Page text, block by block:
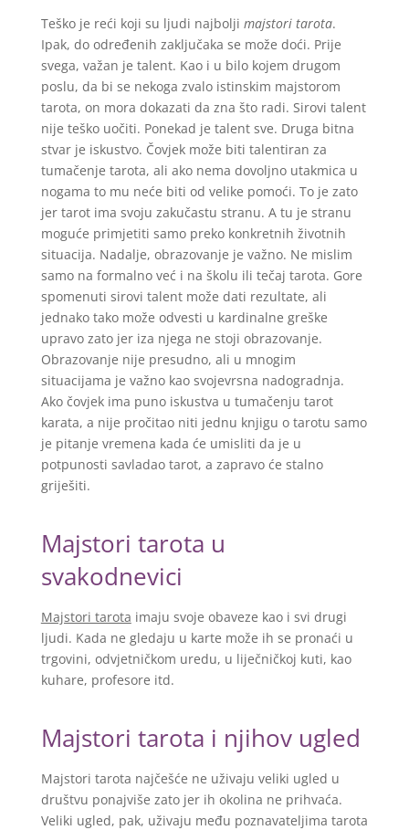
Teško je reći koji su ljudi najbolji majstori tarota.
Ipak, do određenih zaključaka se može doći. Prije
svega, važan je talent. Kao i u bilo kojem drugom
poslu, da bi se nekoga zvalo istinskim majstorom
tarota, on mora dokazati da zna što radi. Sirovi talent
nije teško uočiti. Ponekad je talent sve. Druga bitna
stvar je iskustvo. Čovjek može biti talentiran za
tumačenje tarota, ali ako nema dovoljno utakmica u
nogama to mu neće biti od velike pomoći. To je zato
jer tarot ima svoju zakučastu stranu. A tu je stranu
moguće primjetiti samo preko konkretnih životnih
situacija. Nadalje, obrazovanje je važno. Ne mislim
samo na formalno već i na školu ili tečaj tarota. Gore
spomenuti sirovi talent može dati rezultate, ali
jednako tako može odvesti u kardinalne greške
upravo zato jer iza njega ne stoji obrazovanje.
Obrazovanje nije presudno, ali u mnogim
situacijama je važno kao svojevrsna nadogradnja.
Ako čovjek ima puno iskustva u tumačenju tarot
karata, a nije pročitao niti jednu knjigu o tarotu samo
je pitanje vremena kada će umisliti da je u
potpunosti savladao tarot, a zapravo će stalno
griješiti.
Majstori tarota u
svakodnevici
Majstori tarota imaju svoje obaveze kao i svi drugi
ljudi. Kada ne gledaju u karte može ih se pronaći u
trgovini, odvjetničkom uredu, u liječničkoj kuti, kao
kuhare, profesore itd.
Majstori tarota i njihov ugled
Majstori tarota najčešće ne uživaju veliki ugled u
društvu ponajviše zato jer ih okolina ne prihvaća.
Veliki ugled, pak, uživaju među poznavateljima tarota